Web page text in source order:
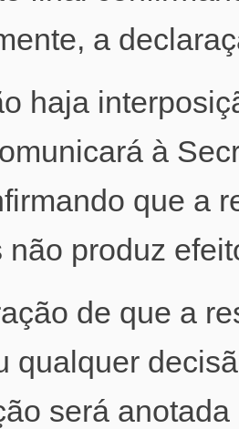
a
haja
à
que a
não produz
de que a
qualquer
será